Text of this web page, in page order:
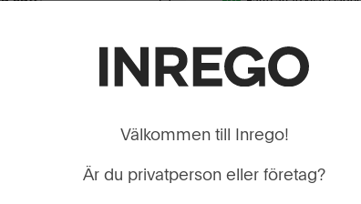
33%
Välkommen till Inrego!
Är du privatperson eller företag?